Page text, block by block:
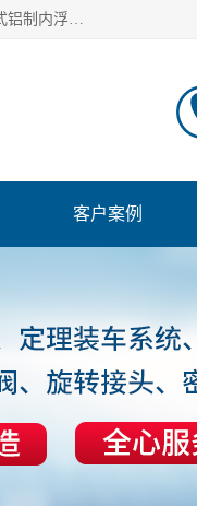
连云港爱德石化机械有限公司主要产品有：鹤管、旋转接头、密封圈、输油臂、储运定量装车系统及油气回收，组装式铝制内浮盘及油罐附件、钢结构栈桥/平台、活动梯、紧急脱离拉断阀等。完备的制造和检测手段以及高素质的员工确保了产品的质量。
客户案例